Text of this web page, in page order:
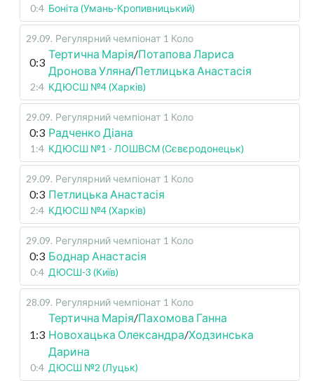
0:4 Боніта (Умань-Кропивницький)
29.09. Регулярний чемпіонат 1 Коло
0:3
Тертична Марія/Потапова Лариса
Дронова Уляна/Петлицька Анастасія
2:4 КДЮСШ №4 (Харків)
29.09. Регулярний чемпіонат 1 Коло
0:3 Радченко Діана
1:4 КДЮСШ №1 - ЛОШВСМ (Сєвєродонецьк)
29.09. Регулярний чемпіонат 1 Коло
0:3 Петлицька Анастасія
2:4 КДЮСШ №4 (Харків)
29.09. Регулярний чемпіонат 1 Коло
0:3 Боднар Анастасія
0:4 ДЮСШ-3 (Київ)
28.09. Регулярний чемпіонат 1 Коло
1:3
Тертична Марія/Пахомова Ганна
Новохацька Олександра/Ходзинська
Дарина
0:4 ДЮСШ №2 (Луцьк)